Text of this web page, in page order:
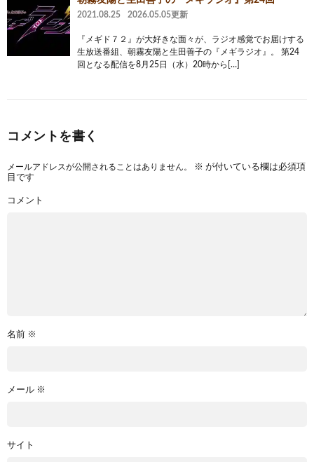
2021.08.25 2026.05.05更新
『メギド７２』が大好きな面々が、ラジオ感覚でお届けする
生放送番組、朝霧友陽と生田善子の『メギラジオ』。 第24
回となる配信を8月25日（水）20時から[…]
コメントを書く
メールアドレスが公開されることはありません。 ※ が付いている欄は必須項
目です
コメント
名前 ※
メール ※
サイト